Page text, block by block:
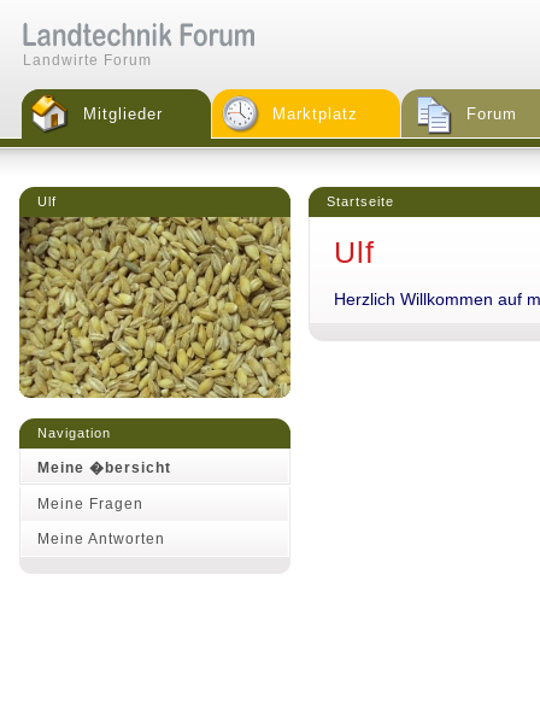
Landwirte Forum
Mitglieder Marktplatz Forum
Ulf
Navigation
Meine �bersicht
Meine Fragen
Meine Antworten
Startseite
Ulf
Herzlich Willkommen auf